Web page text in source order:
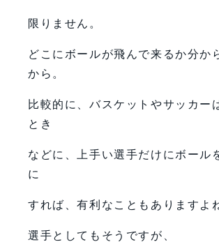
限りません。
どこにボールが飛んで来るか分か
から。
比較的に、バスケットやサッカー
とき
などに、上手い選手だけにボール
に
すれば、有利なこともありますよ
選手としてもそうですが、